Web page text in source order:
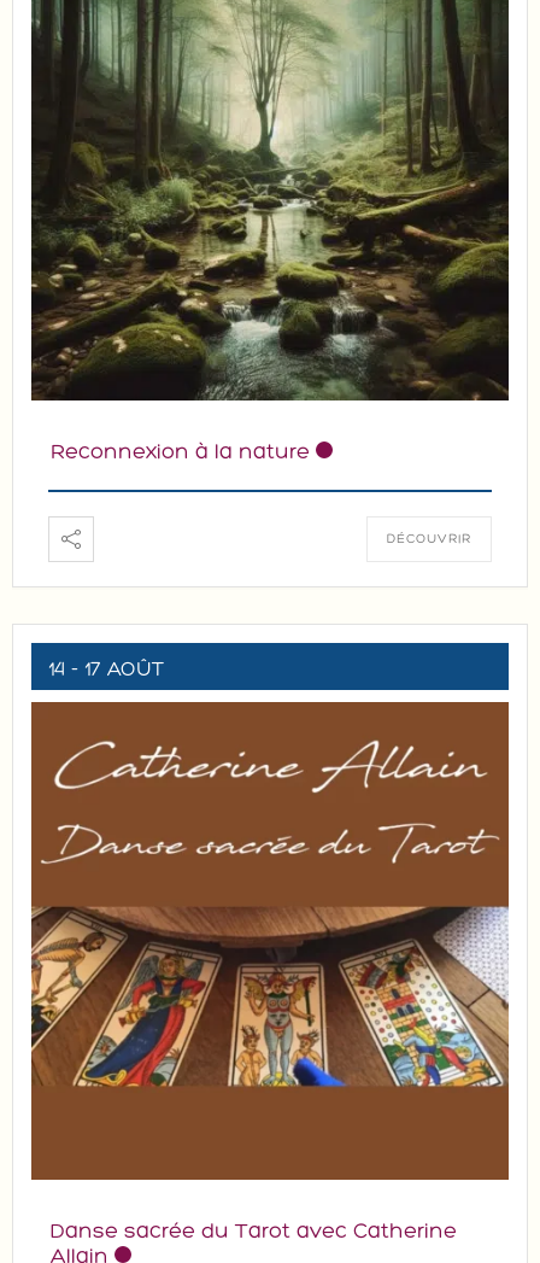
Reconnexion à la nature
DÉCOUVRIR
14 - 17 AOÛT
Danse sacrée du Tarot avec Catherine
Allain